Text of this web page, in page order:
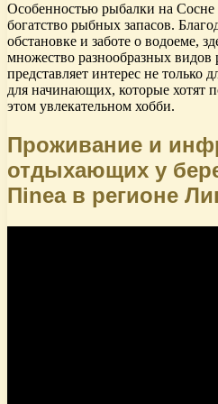
Особенностью рыбалки на Сосне
богатство рыбных запасов.
обстановке и заботе о водоеме,
множество разнообразных
представляет интерес не
для начинающих, которые хотят
этом увлекательном хобби.
Проживание и
отдыхающих у
Пinea в регионе